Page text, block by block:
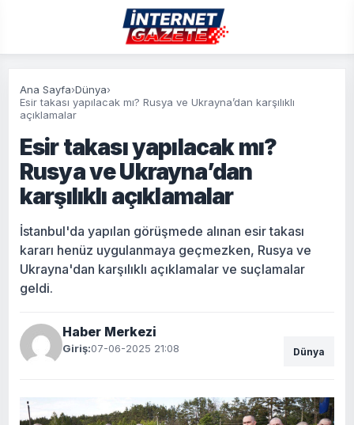
Ana Sayfa›Dünya›
Esir takası yapılacak mı? Rusya ve Ukrayna’dan karşılıklı
açıklamalar
Esir takası yapılacak mı?
Rusya ve Ukrayna’dan
karşılıklı açıklamalar
İstanbul'da yapılan görüşmede alınan esir takası
kararı henüz uygulanmaya geçmezken, Rusya ve
Ukrayna'dan karşılıklı açıklamalar ve suçlamalar
geldi.
Haber Merkezi
Giriş:07-06-2025 21:08 Dünya